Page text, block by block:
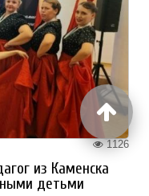
1126
из Каменска
детьми